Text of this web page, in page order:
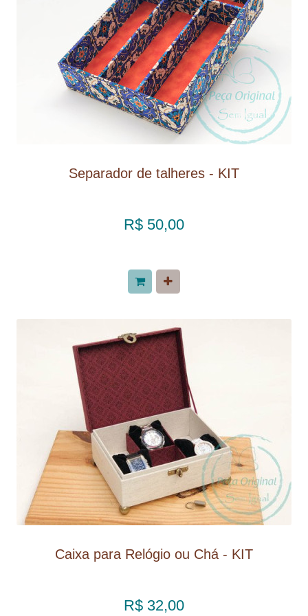
Separador de talheres - KIT
R$ 50,00
Caixa para Relógio ou Chá - KIT
R$ 32,00